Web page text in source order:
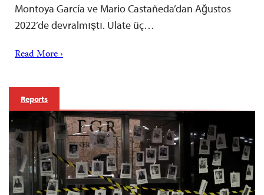
Montoya García ve Mario Castañeda’dan Ağustos
2022’de devralmıştı. Ulate üç…
Read More ›
Reports